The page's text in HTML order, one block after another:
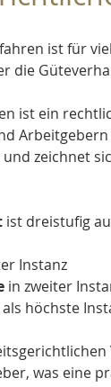
ist für
die
ist ein
Arbeitgebern
zeichnet
ist dreistufig
Instanz
in zweiter
als höchste
was eine